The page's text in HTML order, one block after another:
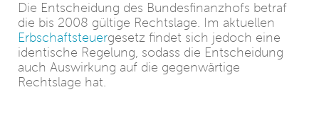
Die Entscheidung des Bundesfinanzhofs betraf
die bis 2008 gültige Rechtslage. Im aktuellen
Erbschaftsteuergesetz findet sich jedoch eine
identische Regelung, sodass die Entscheidung
auch Auswirkung auf die gegenwärtige
Rechtslage hat.